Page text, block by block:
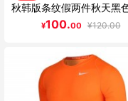
秋韩版条纹假两件秋天黑
T恤
¥100.00 ¥120.00